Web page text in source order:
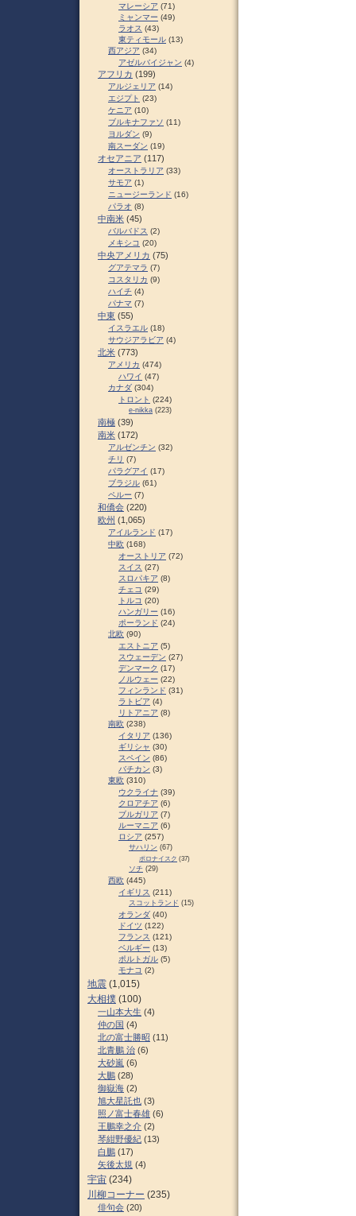
マレーシア (71)
ミャンマー (49)
ラオス (43)
東ティモール (13)
西アジア (34)
アゼルバイジャン (4)
アフリカ (199)
アルジェリア (14)
エジプト (23)
ケニア (10)
ブルキナファソ (11)
ヨルダン (9)
南スーダン (19)
オセアニア (117)
オーストラリア (33)
サモア (1)
ニュージーランド (16)
パラオ (8)
中南米 (45)
バルバドス (2)
メキシコ (20)
中央アメリカ (75)
グアテマラ (7)
コスタリカ (9)
ハイチ (4)
パナマ (7)
中東 (55)
イスラエル (18)
サウジアラビア (4)
北米 (773)
アメリカ (474)
ハワイ (47)
カナダ (304)
トロント (224)
e-nikka (223)
南極 (39)
南米 (172)
アルゼンチン (32)
チリ (7)
パラグアイ (17)
ブラジル (61)
ペルー (7)
和僑会 (220)
欧州 (1,065)
アイルランド (17)
中欧 (168)
オーストリア (72)
スイス (27)
スロパキア (8)
チェコ (29)
トルコ (20)
ハンガリー (16)
ポーランド (24)
北欧 (90)
エストニア (5)
スウェーデン (27)
デンマーク (17)
ノルウェー (22)
フィンランド (31)
ラトビア (4)
リトアニア (8)
南欧 (238)
イタリア (136)
ギリシャ (30)
スペイン (86)
バチカン (3)
東欧 (310)
ウクライナ (39)
クロアチア (6)
ブルガリア (7)
ルーマニア (6)
ロシア (257)
サハリン (67)
ポロナイスク (37)
ソチ (29)
西欧 (445)
イギリス (211)
スコットランド (15)
オランダ (40)
ドイツ (122)
フランス (121)
ベルギー (13)
ポルトガル (5)
モナコ (2)
地震 (1,015)
大相撲 (100)
一山本大生 (4)
仲の国 (4)
北の富士勝昭 (11)
北青鵬 治 (6)
大砂嵐 (6)
大鵬 (28)
御嶽海 (2)
旭大星託也 (3)
照ノ富士春雄 (6)
王鵬幸之介 (2)
琴紺野優紀 (13)
白鵬 (17)
矢後太規 (4)
宇宙 (234)
川柳コーナー (235)
俳句会 (20)